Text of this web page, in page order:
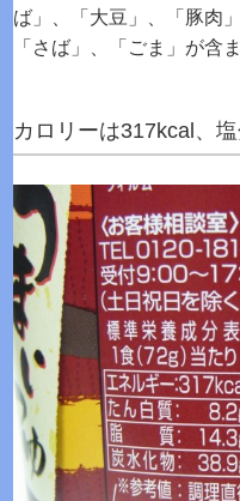
ば」、「大豆」、「豚肉
「さば」、「ごま」が含
カロリーは317kcal、